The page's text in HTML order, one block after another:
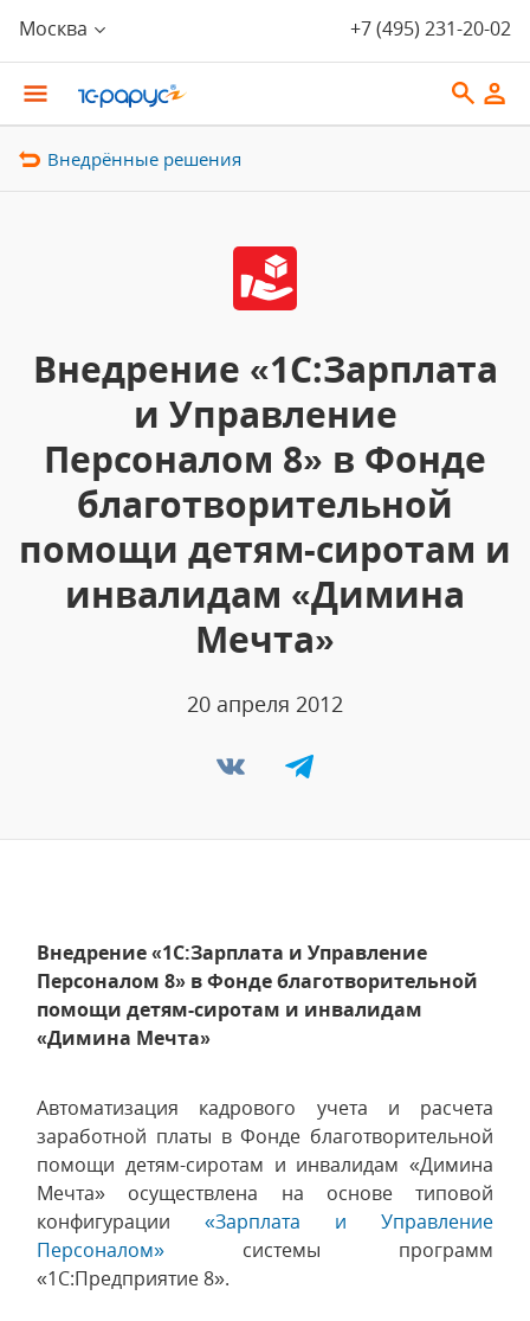
Москва +7 (495) 231-20-02
Внедрённые решения
Внедрение «1С:Зарплата
и Управление
Персоналом 8» в Фонде
благотворительной
помощи детям-сиротам и
инвалидам «Димина
Мечта»
20 апреля 2012
Внедрение «1С:Зарплата и Управление
Персоналом 8» в Фонде благотворительной
помощи детям-сиротам и инвалидам
«Димина Мечта»
Автоматизация кадрового учета и расчета
заработной платы в Фонде благотворительной
помощи детям-сиротам и инвалидам «Димина
Мечта» осуществлена на основе типовой
конфигурации «Зарплата и Управление
Персоналом» системы программ
«1С:Предприятие 8».